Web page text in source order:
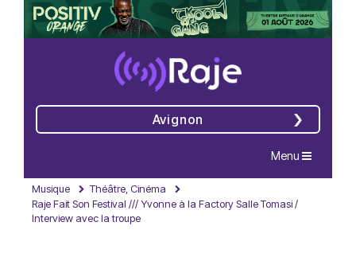
Avignon
Navigation
Menu
Musique
Théâtre, Cinéma
Raje Fait Son Festival /// Yvonne à la Factory Salle Tomasi /
Interview avec la troupe